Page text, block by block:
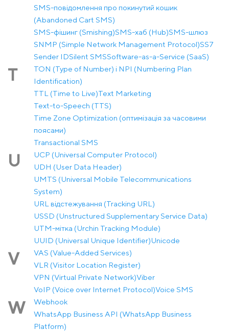
SMS-повідомлення про покинутий кошик
(Abandoned Cart SMS)
SMS-фішинг (Smishing)SMS-хаб (Hub)SMS-шлюз
SNMP (Simple Network Management Protocol)SS7
Sender IDSilent SMSSoftware-as-a-Service (SaaS)
T
TON (Type of Number) і NPI (Numbering Plan
Identification)
TTL (Time to Live)Text Marketing
Text-to-Speech (TTS)
Time Zone Optimization (оптимізація за часовими
поясами)
Transactional SMS
U
UCP (Universal Computer Protocol)
UDH (User Data Header)
UMTS (Universal Mobile Telecommunications
System)
URL відстежування (Tracking URL)
USSD (Unstructured Supplementary Service Data)
UTM-мітка (Urchin Tracking Module)
UUID (Universal Unique Identifier)Unicode
V
VAS (Value-Added Services)
VLR (Visitor Location Register)
VPN (Virtual Private Network)Viber
VoIP (Voice over Internet Protocol)Voice SMS
W
Webhook
WhatsApp Business API (WhatsApp Business
Platform)